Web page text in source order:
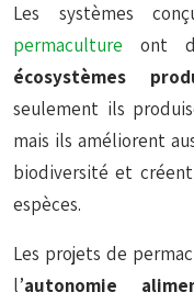
Les systèmes
permaculture ont
écosystèmes
seulement ils
mais ils améliorent
biodiversité et
espèces.
Les projets de
l’autonomie